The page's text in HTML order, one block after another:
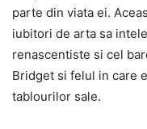
parte din viata ei.
iubitori de arta sa
renascentiste si cel
Bridget si felul in care
tablourilor sale.